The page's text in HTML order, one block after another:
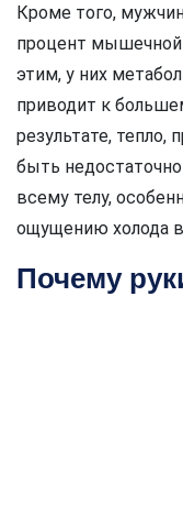
Кроме того,
процент
этим, у них
приводит к
результате,
быть
всему телу,
ощущению холода в
Почему